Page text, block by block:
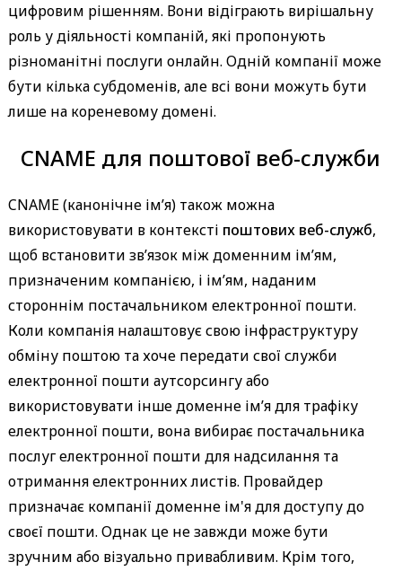
цифровим рішенням. Вони відіграють вирішальну
роль у діяльності компаній, які пропонують
різноманітні послуги онлайн. Одній компанії може
бути кілька субдоменів, але всі вони можуть бути
лише на кореневому домені.
CNAME для поштової веб-служби
CNAME (канонічне ім’я) також можна
використовувати в контексті поштових веб-служб,
щоб встановити зв’язок між доменним ім’ям,
призначеним компанією, і ім’ям, наданим
стороннім постачальником електронної пошти.
Коли компанія налаштовує свою інфраструктуру
обміну поштою та хоче передати свої служби
електронної пошти аутсорсингу або
використовувати інше доменне ім’я для трафіку
електронної пошти, вона вибирає постачальника
послуг електронної пошти для надсилання та
отримання електронних листів. Провайдер
призначає компанії доменне ім'я для доступу до
своєї пошти. Однак це не завжди може бути
зручним або візуально привабливим. Крім того,